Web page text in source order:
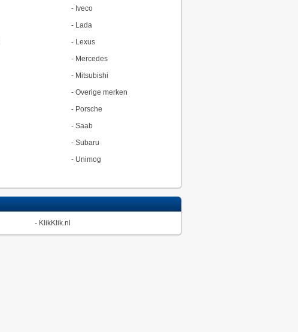
- Iveco
- Lada
- Lexus
- Mercedes
- Mitsubishi
- Overige merken
- Porsche
- Saab
- Subaru
- Unimog
- KlikKlik.nl